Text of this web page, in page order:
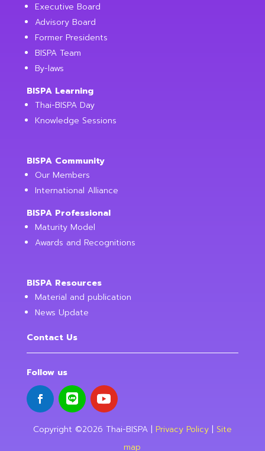
Executive Board
Advisory Board
Former Presidents
BISPA Team
By-laws
BISPA Learning
Thai-BISPA Day
Knowledge Sessions
BISPA Community
Our Members
International Alliance
BISPA Professional
Maturity Model
Awards and Recognitions
BISPA Resources
Material and publication
News Update
Contact Us
Follow us
Copyright ©2026 Thai-BISPA | Privacy Policy| Site
map